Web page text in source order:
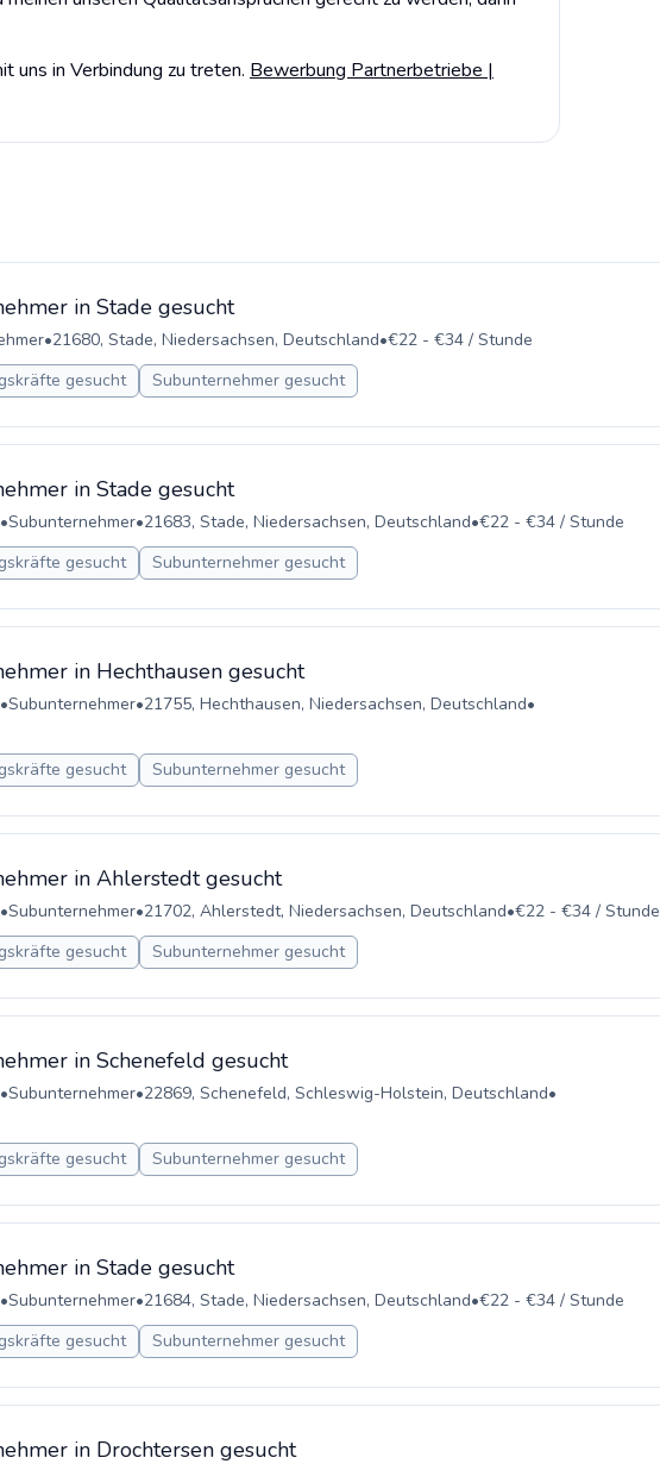
uns in Verbindung zu treten. Bewerbung Partnerbetriebe |
in Stade gesucht
•21680, Stade, Niedersachsen, Deutschland•€22 - €34 / Stunde
gesucht Subunternehmer gesucht
in Stade gesucht
•Subunternehmer•21683, Stade, Niedersachsen, Deutschland•€22 - €34 / Stunde
gesucht Subunternehmer gesucht
in Hechthausen gesucht
•Subunternehmer•21755, Hechthausen, Niedersachsen, Deutschland•
gesucht Subunternehmer gesucht
in Ahlerstedt gesucht
•Subunternehmer•21702, Ahlerstedt, Niedersachsen, Deutschland•€22 - €34 / Stunde
gesucht Subunternehmer gesucht
in Schenefeld gesucht
•Subunternehmer•22869, Schenefeld, Schleswig-Holstein, Deutschland•
gesucht Subunternehmer gesucht
in Stade gesucht
•Subunternehmer•21684, Stade, Niedersachsen, Deutschland•€22 - €34 / Stunde
gesucht Subunternehmer gesucht
in Drochtersen gesucht